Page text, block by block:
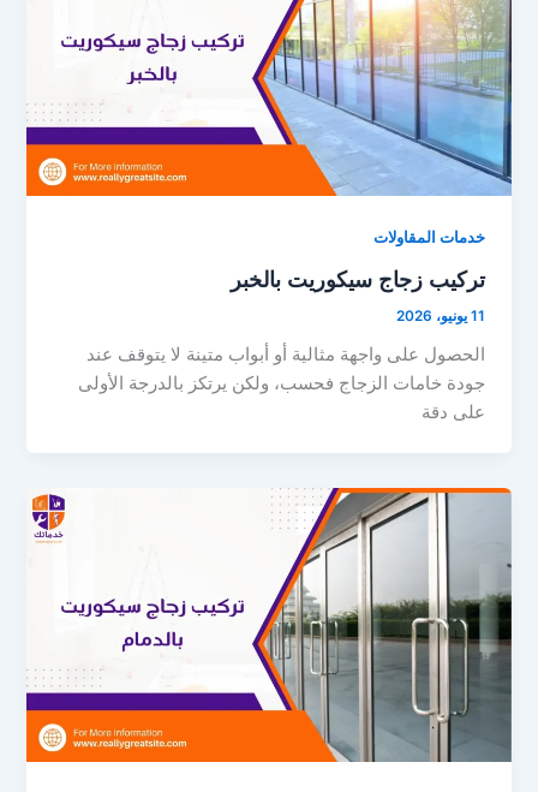
خدمات المقاولات
تركيب زجاج سيكوريت بالخبر
11 يونيو، 2026
الحصول على واجهة مثالية أو أبواب متينة لا يتوقف عند
جودة خامات الزجاج فحسب، ولكن يرتكز بالدرجة الأولى
على دقة